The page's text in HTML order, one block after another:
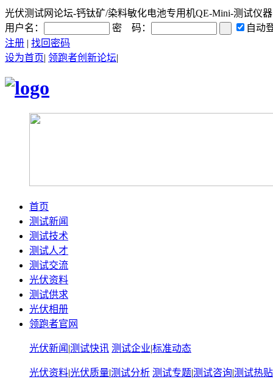
光伏测试网论坛-钙钛矿/染料敏化电池专用机QE-Mini-测试仪
用户名：
密 码：
自动
注册 | 找回密码
设为首页| 领跑者创新论坛|
首页
测试新闻
测试技术
测试人才
测试交流
光伏资料
测试供求
光伏相册
领跑者官网
光伏新闻 |测试快讯 测试企业|标准动态
光伏资料|光伏质量|测试分析 测试专题|测试咨询|测试热贴